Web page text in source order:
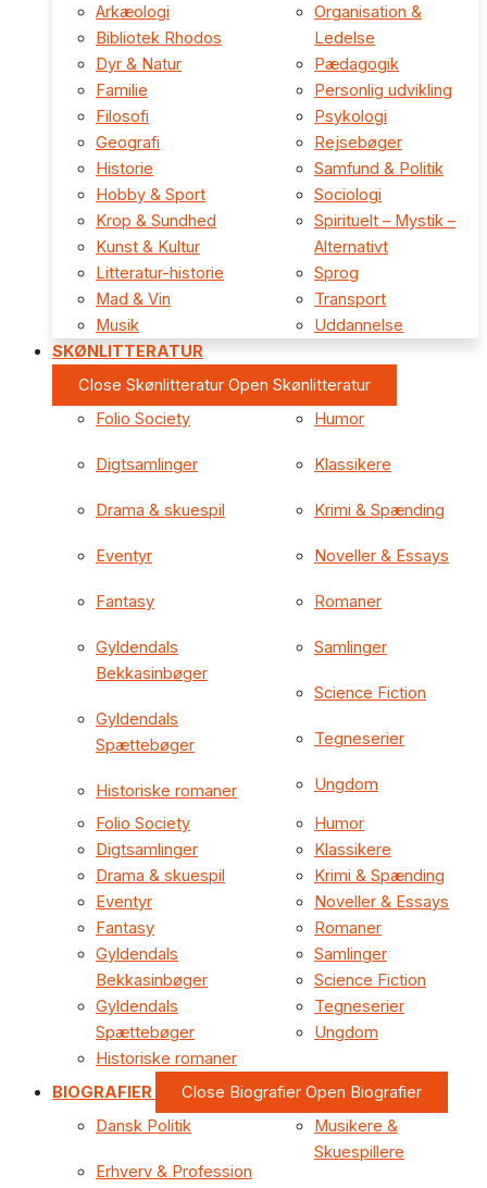
Arkæologi
Bibliotek Rhodos
Dyr & Natur
Familie
Filosofi
Geografi
Historie
Hobby & Sport
Krop & Sundhed
Kunst & Kultur
Litteratur-historie
Mad & Vin
Musik
Organisation &
Ledelse
Pædagogik
Personlig udvikling
Psykologi
Rejsebøger
Samfund & Politik
Sociologi
Spirituelt – Mystik –
Alternativt
Sprog
Transport
Uddannelse
SKØNLITTERATUR
Close Skønlitteratur Open Skønlitteratur
Folio Society
Digtsamlinger
Drama & skuespil
Eventyr
Fantasy
Gyldendals
Bekkasinbøger
Gyldendals
Spættebøger
Historiske romaner
Humor
Klassikere
Krimi & Spænding
Noveller & Essays
Romaner
Samlinger
Science Fiction
Tegneserier
Ungdom
Folio Society
Digtsamlinger
Drama & skuespil
Eventyr
Fantasy
Gyldendals
Bekkasinbøger
Gyldendals
Spættebøger
Historiske romaner
Humor
Klassikere
Krimi & Spænding
Noveller & Essays
Romaner
Samlinger
Science Fiction
Tegneserier
Ungdom
BIOGRAFIER Close Biografier Open Biografier
Dansk Politik
Erhverv & Profession
Musikere &
Skuespillere